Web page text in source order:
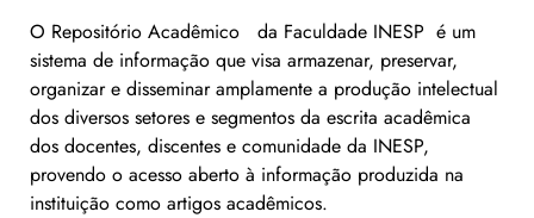
O Repositório Acadêmico da Faculdade INESP é um
sistema de informação que visa armazenar, preservar,
organizar e disseminar amplamente a produção intelectual
dos diversos setores e segmentos da escrita acadêmica
dos docentes, discentes e comunidade da INESP,
provendo o acesso aberto à informação produzida na
instituição como artigos acadêmicos.